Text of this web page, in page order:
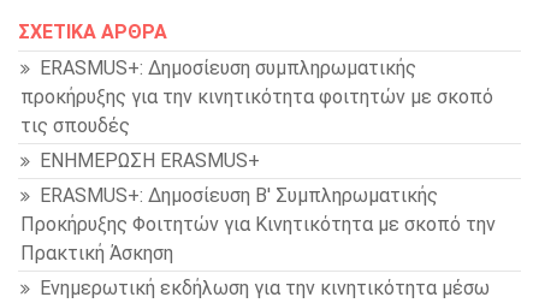
ΣΧΕΤΙΚΆ ΆΡΘΡΑ
ERASMUS+: Δημοσίευση συμπληρωματικής
προκήρυξης για την κινητικότητα φοιτητών με σκοπό
τις σπουδές
ΕΝΗΜΕΡΩΣΗ ERASMUS+
ERASMUS+: Δημοσίευση Β' Συμπληρωματικής
Προκήρυξης Φοιτητών για Κινητικότητα με σκοπό την
Πρακτική Άσκηση
Ενημερωτική εκδήλωση για την κινητικότητα μέσω